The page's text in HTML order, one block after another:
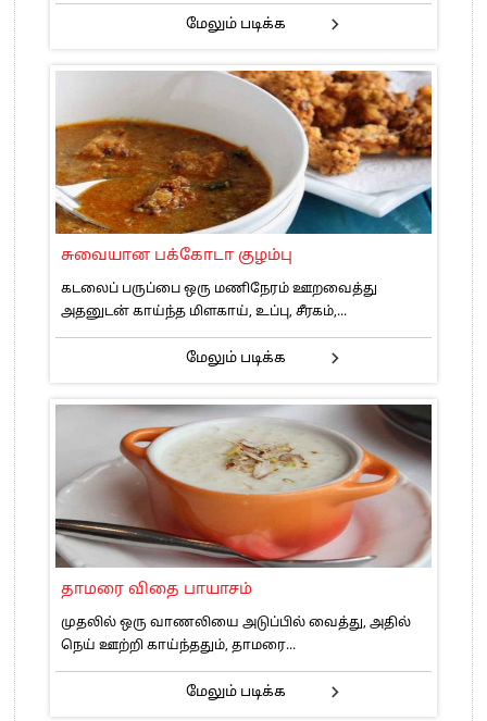
மேலும் படிக்க
சுவையான பக்கோடா குழம்பு
கடலைப் பருப்பை ஒரு மணிநேரம் ஊறவைத்து
அதனுடன் காய்ந்த மிளகாய், உப்பு, சீரகம்,...
மேலும் படிக்க
தாமரை விதை பாயாசம்
முதலில் ஒரு வாணலியை அடுப்பில் வைத்து, அதில்
நெய் ஊற்றி காய்ந்ததும், தாமரை...
மேலும் படிக்க